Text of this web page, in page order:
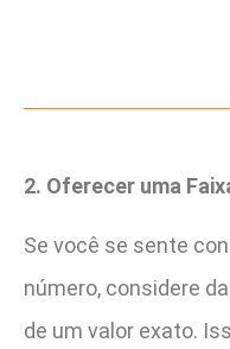
2. Oferecer uma
Se você se sente
número, considere
de um valor exato.